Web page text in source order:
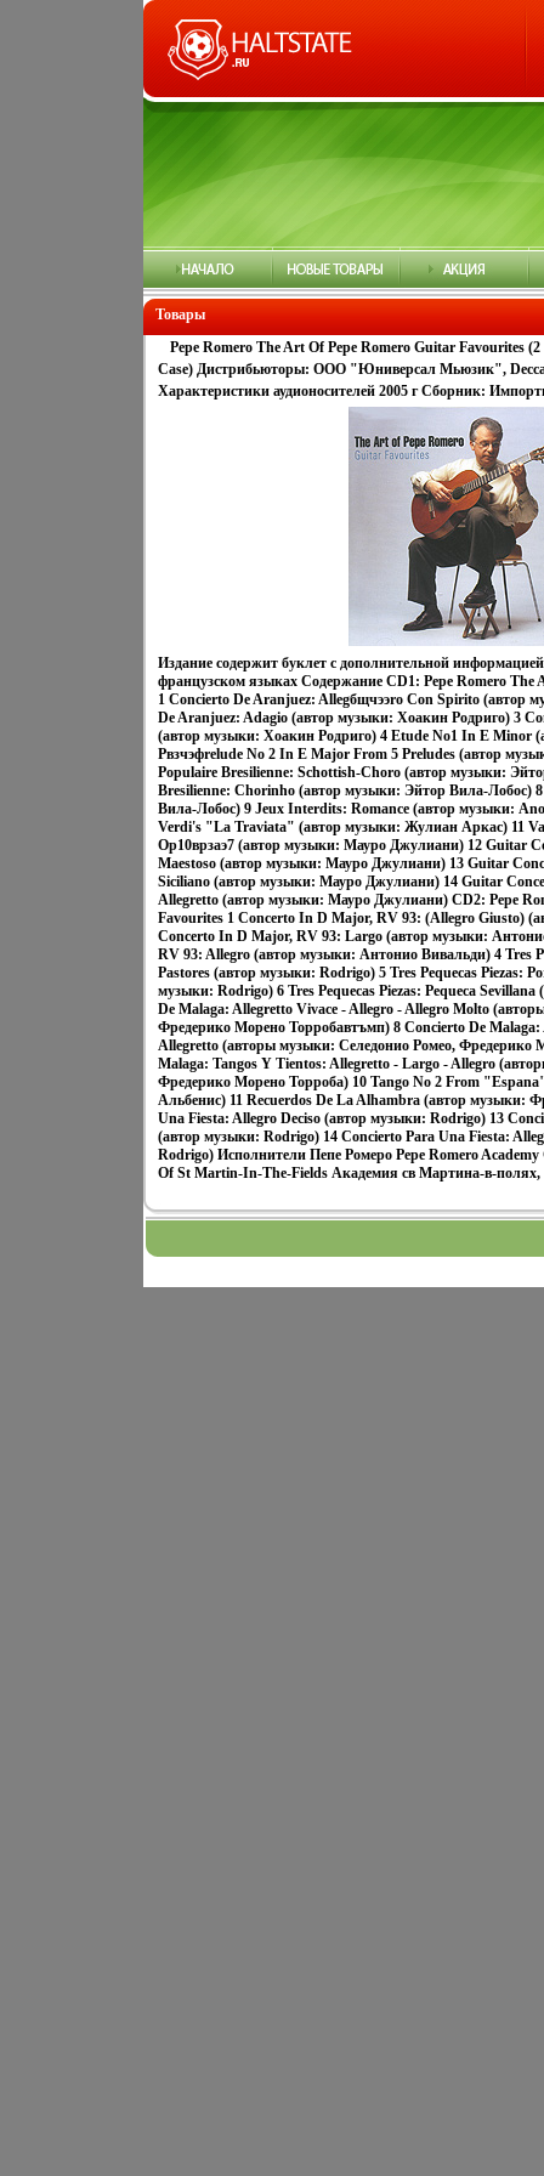
Товары
Pepe Romero The Art Of Pepe Romero Guitar Favourites
Case) Дистрибьюторы: ООО "Юниверсал Мьюзик",
Характеристики аудионосителей 2005 г Сборник:
Издание содержит буклет с дополнительной
французском языках Содержание CD1: Pepe Romero The
1 Concierto De Aranjuez: Allegбщчээro Con Spirito (автор
De Aranjuez: Adagio (автор музыки: Хоакин Родриго) 3
(автор музыки: Хоакин Родриго) 4 Etude No1 In E Minor
Pвзчэфrelude No 2 In E Major From 5 Preludes (автор
Populaire Bresilienne: Schottish-Choro (автор музыки:
Bresilienne: Chorinho (автор музыки: Эйтор Вила-Лобос)
Вила-Лобос) 9 Jeux Interdits: Romance (автор музыки:
Verdi's "La Traviata" (автор музыки: Жулиан Аркас) 11
Op10врзаэ7 (автор музыки: Мауро Джулиани) 12 Guitar
Maestoso (автор музыки: Мауро Джулиани) 13 Guitar
Siciliano (автор музыки: Мауро Джулиани) 14 Guitar
Allegretto (автор музыки: Мауро Джулиани) CD2: Pepe
Favourites 1 Concerto In D Major, RV 93: (Allegro Giusto)
Concerto In D Major, RV 93: Largo (автор музыки:
RV 93: Allegro (автор музыки: Антонио Вивальди) 4 Tres
Pastores (автор музыки: Rodrigo) 5 Tres Pequeсas Piezas:
музыки: Rodrigo) 6 Tres Pequeсas Piezas: Pequeсa
De Malaga: Allegretto Vivace - Allegro - Allegro Molto
Фредерико Морено Торробавтъмп) 8 Concierto De
Allegretto (авторы музыки: Селедонио Ромео, Фредерико
Malaga: Tangos Y Tientos: Allegretto - Largo - Allegro
Фредерико Морено Торроба) 10 Tango No 2 From
Альбенис) 11 Recuerdos De La Alhambra (автор музыки:
Una Fiesta: Allegro Deciso (автор музыки: Rodrigo) 13
(автор музыки: Rodrigo) 14 Concierto Para Una Fiesta:
Rodrigo) Исполнители Пепе Ромеро Pepe Romero
Of St Martin-In-The-Fields Академия св Мартина-в-